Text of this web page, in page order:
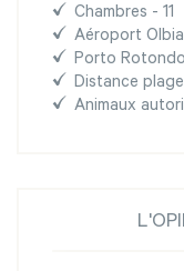
Chambres - 11
Aéroport
Porto
Distance
Animaux